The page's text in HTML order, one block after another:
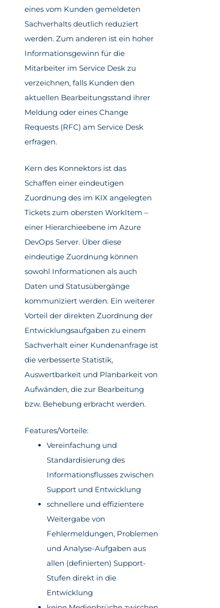
eines vom Kunden gemeldeten
Sachverhalts deutlich reduziert
werden. Zum anderen ist ein hoher
Informationsgewinn für die
Mitarbeiter im Service Desk zu
verzeichnen, falls Kunden den
aktuellen Bearbeitungsstand ihrer
Meldung oder eines Change
Requests (RFC) am Service Desk
erfragen.
Kern des Konnektors ist das
Schaffen einer eindeutigen
Zuordnung des im KIX angelegten
Tickets zum obersten WorkItem –
einer Hierarchieebene im Azure
DevOps Server. Über diese
eindeutige Zuordnung können
sowohl Informationen als auch
Daten und Statusübergänge
kommuniziert werden. Ein weiterer
Vorteil der direkten Zuordnung der
Entwicklungsaufgaben zu einem
Sachverhalt einer Kundenanfrage ist
die verbesserte Statistik,
Auswertbarkeit und Planbarkeit von
Aufwänden, die zur Bearbeitung
bzw. Behebung erbracht werden.
Features/Vorteile:
Vereinfachung und
Standardisierung des
Informationsflusses zwischen
Support und Entwicklung
schnellere und effizientere
Weitergabe von
Fehlermeldungen, Problemen
und Analyse-Aufgaben aus
allen (definierten) Support-
Stufen direkt in die
Entwicklung